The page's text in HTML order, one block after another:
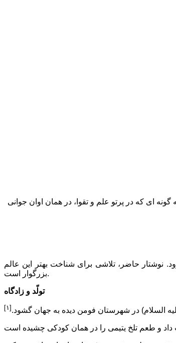
اى که در پرتو علم و تقوا، در همان اوان جوانى
نوشتار حاضر، تلاشى براى شناخت بهتر این عالم
بزرگوار است.
تولّد و زادگاه
[۱]